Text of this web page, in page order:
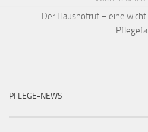
Der Hausnotruf – eine
Pflegefall
PFLEGE-NEWS